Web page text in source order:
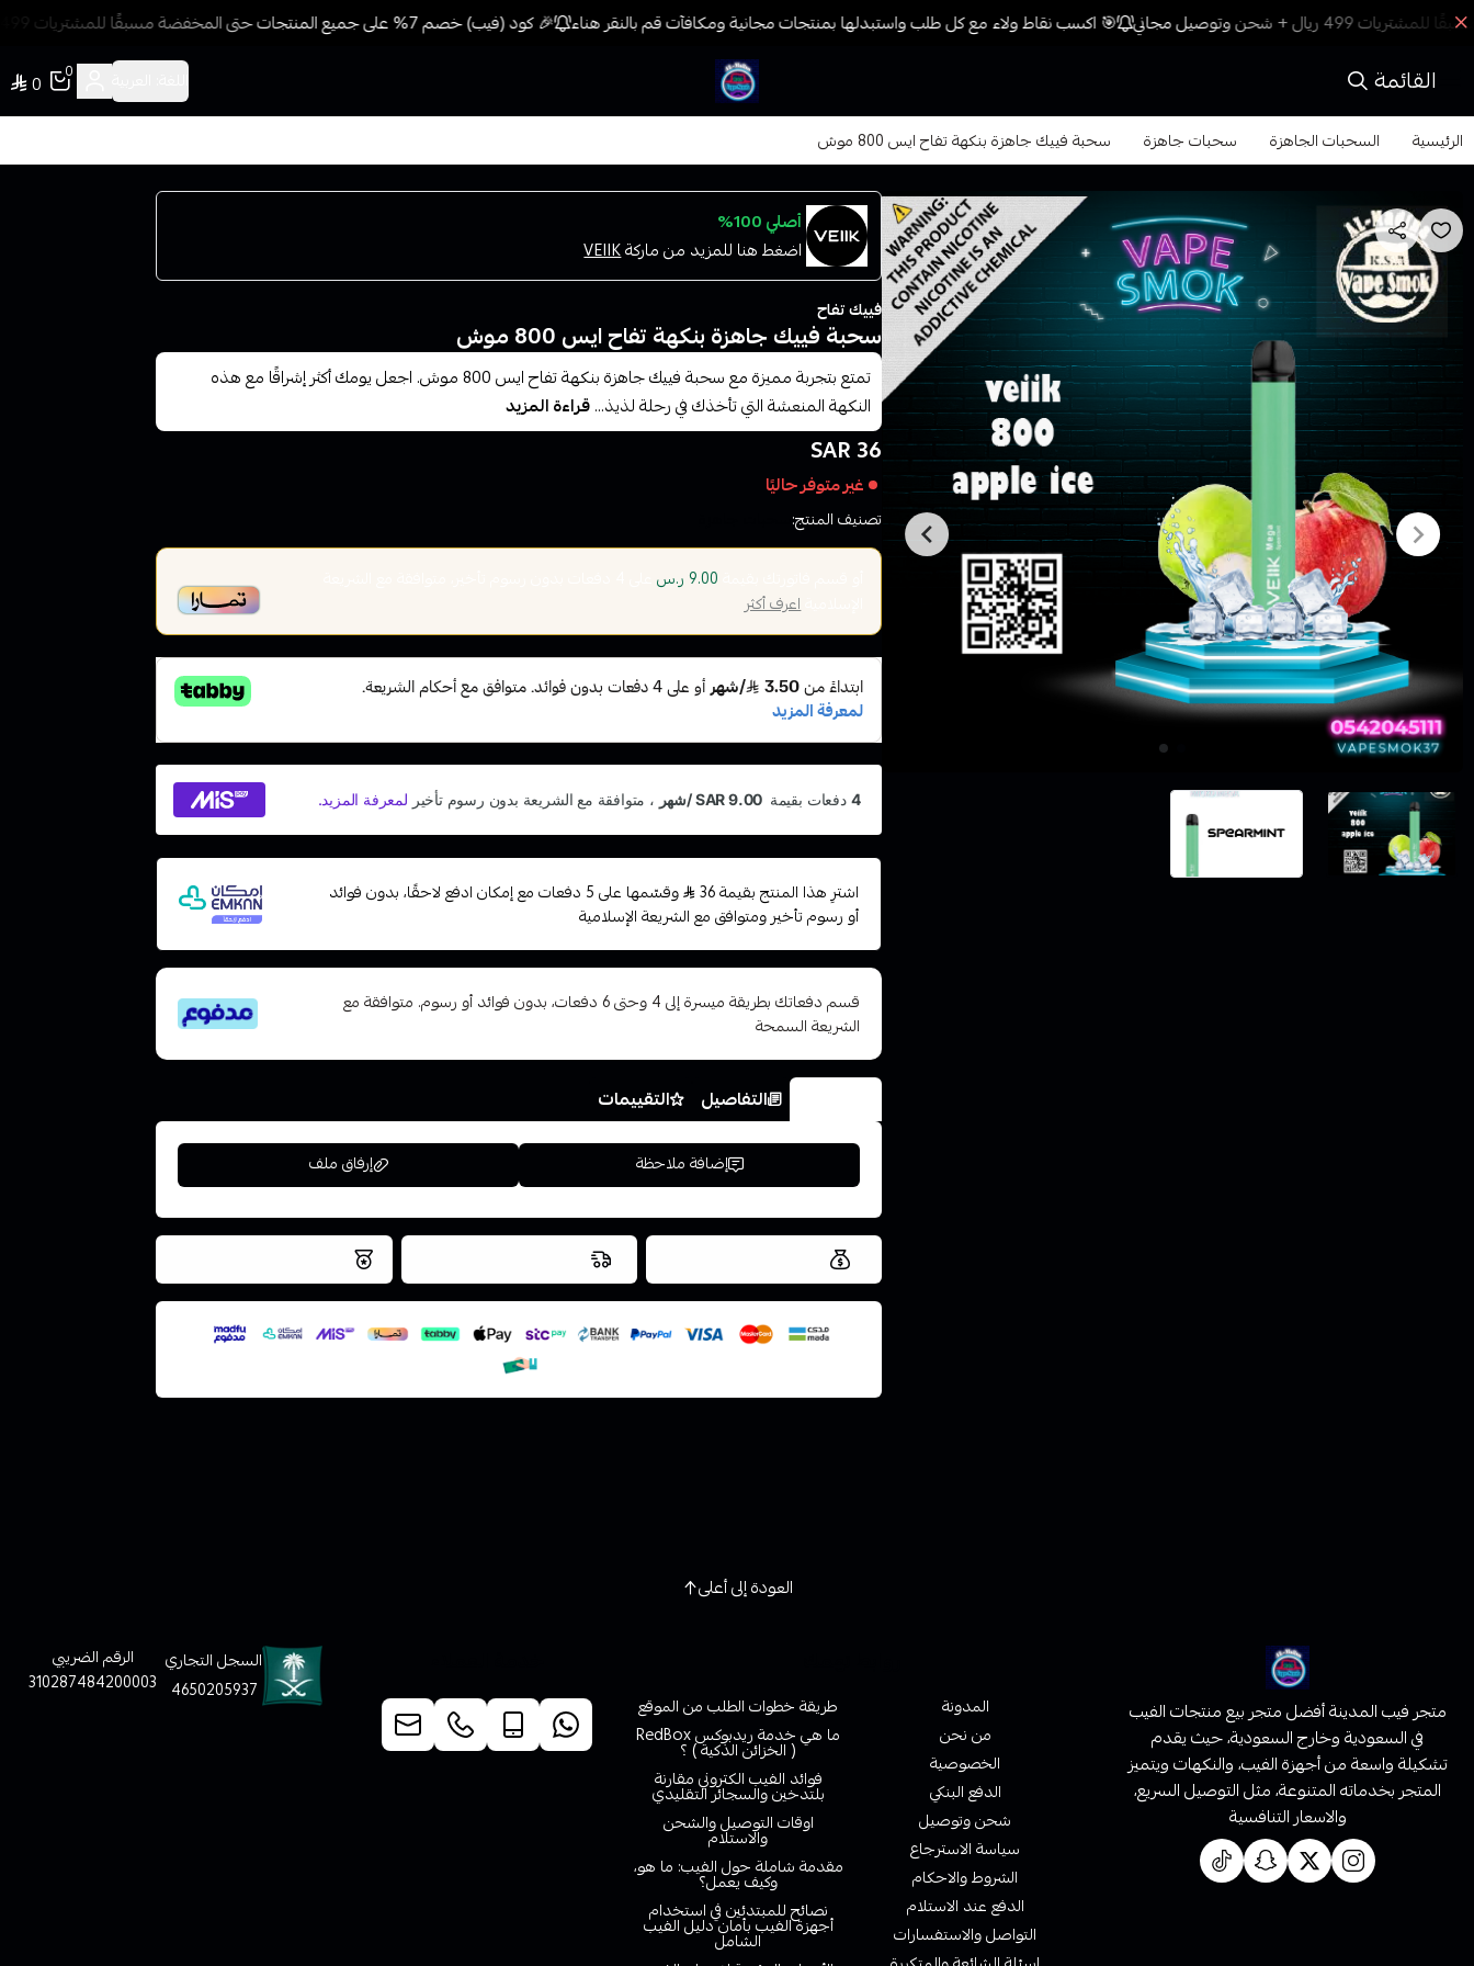
🎯 اكسب نقاط ولاء مع كل طلب واستبدلها بمنتجات مجانية ومكافآت قم بالنقر هناء 🎉 كود (فيب) خصم 7% على جميع المنتجات حتى المخفضة مسبقًا للمشتريات 499 ريال + شحن وتوصيل مجاني
القائمة فيب المدينة
0
0
الرئيسية السحبات الجاهزة سحبات جاهزة سحبة فييك جاهزة بنكهة تفاح ايس 800 موش
أصلي 100%
اضغط هنا للمزيد من ماركةVEIIK
فييك تفاح
سحبة فييك جاهزة بنكهة تفاح ايس 800 موش
تمتع بتجربة مميزة مع سحبة فييك جاهزة بنكهة تفاح ايس 800 موش. اجعل يومك أكثر إشراقًا مع هذه
النكهة المنعشة التي تأخذك في رحلة لذيذ...قراءة المزيد
36 SAR
غير متوفر حاليًا
تصنيف المنتج:
9.00 ر.س على
الإسلاميةاعرف أكثر
اشترِ هذا المنتج بقيمة 36
وقسّمها على 5 دفعات مع إمكان ادفع لاحقًا، بدون فوائد
أو رسوم تأخير ومتوافق مع الشريعة الإسلامية
قسم دفعاتك بطريقة ميسرة إلى 4 وحتى 6 دفعات، بدون فوائد أو رسوم. متوافقة مع
الشريعة السمحة
التفاصيل التقييمات
إضافة ملاحظة إرفاق ملف
اسحب و افلت الملف هنا
استعراض
العروض والشحن مجاني نتميز بلجودة والتخزين الامن
العودة إلى أعلى
متجر فيب المدينة أفضل متجر بيع منتجات الفيب
في السعودية وخارج السعودية، حيث يقدم
تشكيلة واسعة من أجهزة الفيب، والنكهات ويتميز
المتجر بخدماته المتنوعة، مثل التوصيل السريع،
والاسعار التنافسية
المدونة
من نحن
الخصوصية
الدفع البنكي
شحن وتوصيل
سياسة الاسترجاع
الشروط والاحكام
الدفع عند الاستلام
التواصل والاستفسارات
طريقة خطوات الطلب من الموقع
ما هي خدمة ريدبوكس RedBox
( الخزائن الذكية ) ؟
فوائد الفيب الكتروني مقارنة
بلتدخين والسجائر التقليدي
اوقات التوصيل والشحن
والاستلام
مقدمة شاملة حول الفيب: ما هو،
وكيف يعمل؟
نصائح للمبتدئين في استخدام
أجهزة الفيب بأمان دليل الفيب
الشامل
السجل التجاري
4650205937
الرقم الضريبي
310287484200003